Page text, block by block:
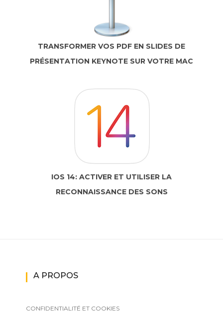
TRANSFORMER VOS PDF EN SLIDES DE
PRÉSENTATION KEYNOTE SUR VOTRE MAC
IOS 14: ACTIVER ET UTILISER LA
RECONNAISSANCE DES SONS
A PROPOS
CONFIDENTIALITÉ ET COOKIES